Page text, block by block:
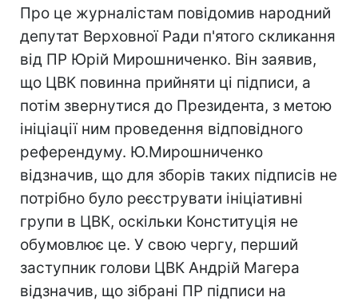
Про це журналістам повідомив народний
депутат Верховної Ради п'ятого скликання
від ПР Юрій Мирошниченко. Він заявив,
що ЦВК повинна прийняти ці підписи, а
потім звернутися до Президента, з метою
ініціації ним проведення відповідного
референдуму. Ю.Мирошниченко
відзначив, що для зборів таких підписів не
потрібно було реєструвати ініціативні
групи в ЦВК, оскільки Конституція не
обумовлює це. У свою чергу, перший
заступник голови ЦВК Андрій Магера
відзначив, що зібрані ПР підписи на